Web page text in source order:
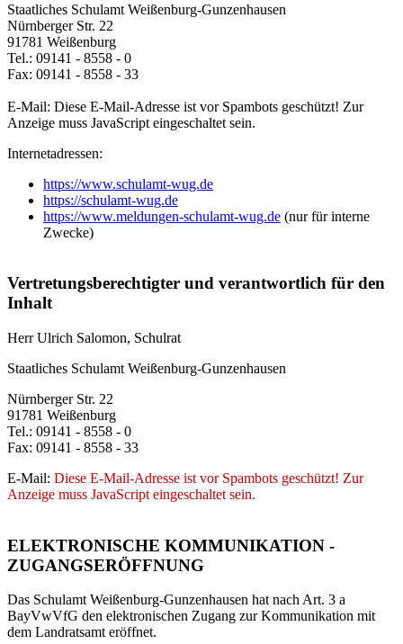
Staatliches Schulamt Weißenburg-Gunzenhausen
Nürnberger Str. 22
91781 Weißenburg
Tel.: 09141 - 8558 - 0
Fax: 09141 - 8558 - 33
E-Mail: Diese E-Mail-Adresse ist vor Spambots geschützt! Zur
Anzeige muss JavaScript eingeschaltet sein.
Internetadressen:
https://www.schulamt-wug.de
https://schulamt-wug.de
https://www.meldungen-schulamt-wug.de (nur für interne
Zwecke)
Vertretungsberechtigter und verantwortlich für den
Inhalt
Herr Ulrich Salomon, Schulrat
Staatliches Schulamt Weißenburg-Gunzenhausen
Nürnberger Str. 22
91781 Weißenburg
Tel.: 09141 - 8558 - 0
Fax: 09141 - 8558 - 33
E-Mail: Diese E-Mail-Adresse ist vor Spambots geschützt! Zur
Anzeige muss JavaScript eingeschaltet sein.
ELEKTRONISCHE KOMMUNIKATION -
ZUGANGSERÖFFNUNG
Das Schulamt Weißenburg-Gunzenhausen hat nach Art. 3 a
BayVwVfG den elektronischen Zugang zur Kommunikation mit
dem Landratsamt eröffnet.